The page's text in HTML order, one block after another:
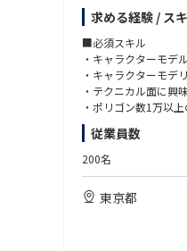
【環境】
■体制：50名前後の
■使用環境
■面白さ・やりがい
技術力の高いエンジ
求める経験 / ス
■必須スキル
・キャラクターモデ
・キャラクターモデ
・テクニカル面に興
・ポリゴン数1万以
■歓迎スキル
・美少女キャラモデル
■求める人物像
従業員数
200名
東京都